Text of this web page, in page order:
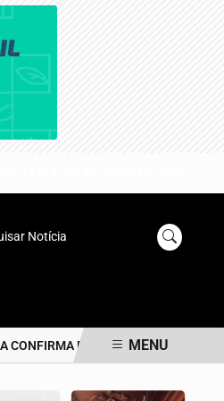
Notícia
PAGAMENTO DOS SALÁRIOS
MENU